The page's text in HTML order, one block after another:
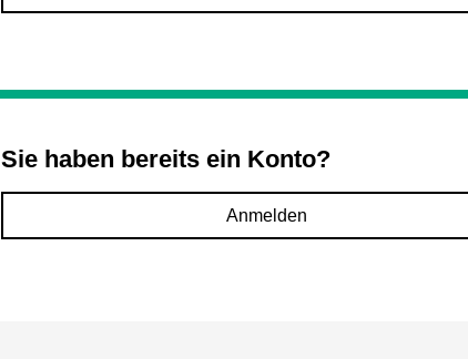
Sie haben bereits ein Konto?
Anmelden